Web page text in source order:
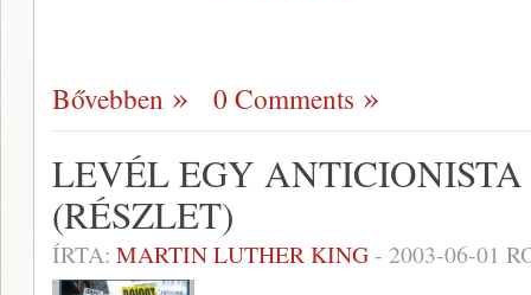
Bővebben 0 Comments
LEVÉL EGY
(RÉSZLET)
ÍRTA: MARTIN LUTHER KING- 2003-06-01